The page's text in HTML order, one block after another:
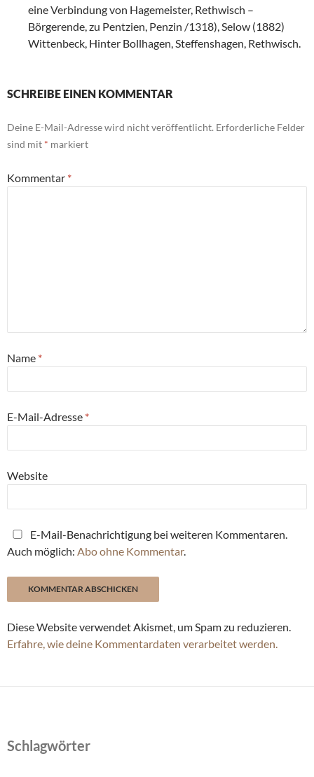
eine Verbindung von Hagemeister, Rethwisch –
Börgerende, zu Pentzien, Penzin /1318), Selow (1882)
Wittenbeck, Hinter Bollhagen, Steffenshagen, Rethwisch.
SCHREIBE EINEN KOMMENTAR
Deine E-Mail-Adresse wird nicht veröffentlicht. Erforderliche Felder
sind mit * markiert
Kommentar *
Name *
E-Mail-Adresse *
Website
E-Mail-Benachrichtigung bei weiteren Kommentaren.
Auch möglich: Abo ohne Kommentar.
Diese Website verwendet Akismet, um Spam zu reduzieren.
Erfahre, wie deine Kommentardaten verarbeitet werden.
Schlagwörter